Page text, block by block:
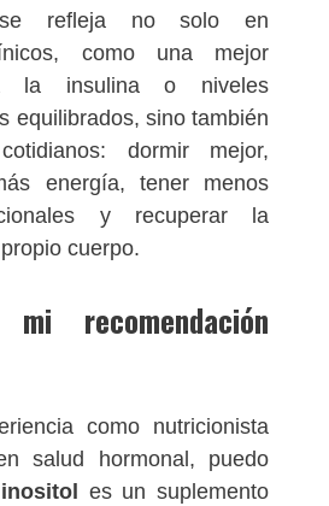
refleja no solo en
como una mejor
la insulina o niveles
equilibrados, sino también
dormir mejor,
energía, tener menos
y recuperar la
cuerpo.
mi recomendación
como nutricionista
salud hormonal, puedo
inositol
es un suplemento